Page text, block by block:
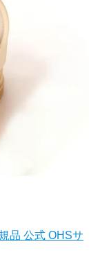
品 公式 OHSサ